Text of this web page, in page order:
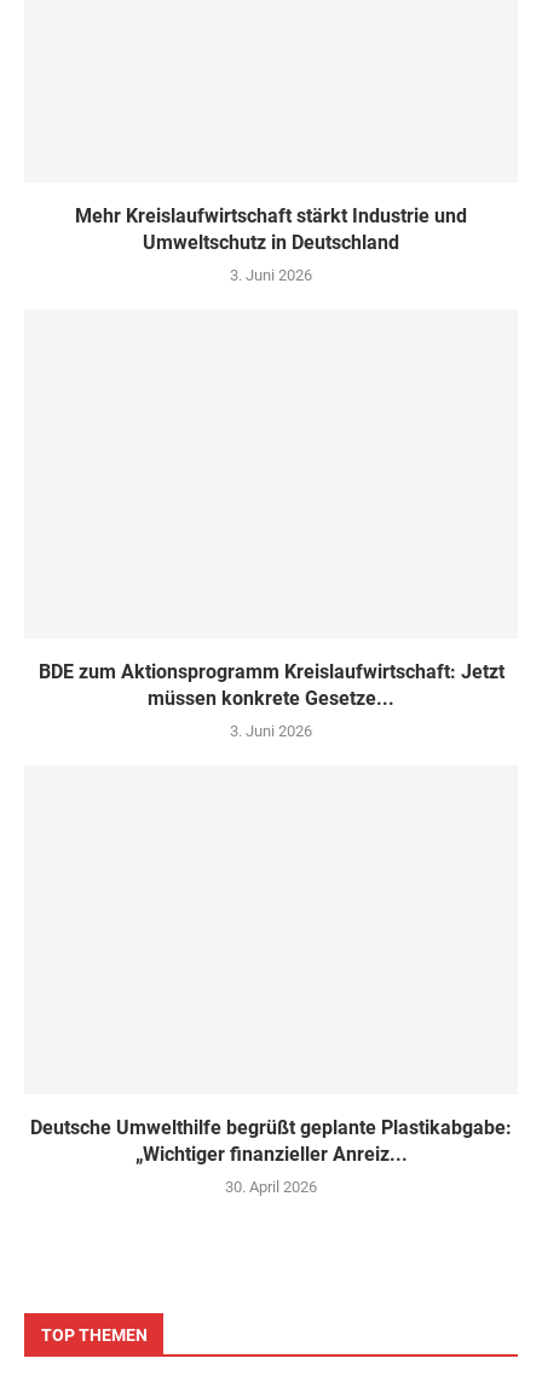
Mehr Kreislaufwirtschaft stärkt Industrie und
Umweltschutz in Deutschland
3. Juni 2026
BDE zum Aktionsprogramm Kreislaufwirtschaft: Jetzt
müssen konkrete Gesetze...
3. Juni 2026
Deutsche Umwelthilfe begrüßt geplante Plastikabgabe:
„Wichtiger finanzieller Anreiz...
30. April 2026
TOP THEMEN